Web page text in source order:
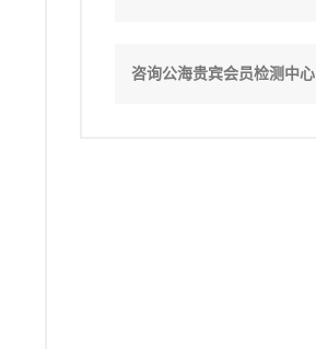
咨询公海贵宾会员检测中心